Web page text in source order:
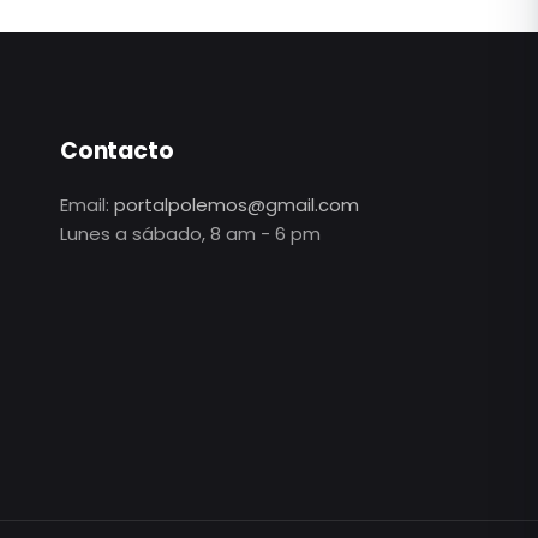
Contacto
Email:portalpolemos@gmail.com
Lunes a sábado, 8 am - 6 pm